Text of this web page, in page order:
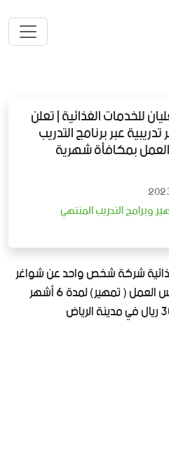
للخدمات الغذائية | تعلن
عبر برنامج التدريب
بمكافأة شهرية
وبرامج التدريب المنتهي
شركة شخص واحد عن شواغر
تدريبية عبر برنامج التدريب على رأس العمل ( تمهير) لمدة 6 أشهر